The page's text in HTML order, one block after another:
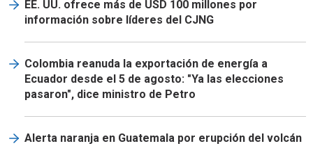
EE. UU. ofrece más de USD 100 millones por
información sobre líderes del CJNG
Colombia reanuda la exportación de energía a
Ecuador desde el 5 de agosto: "Ya las elecciones
pasaron", dice ministro de Petro
Alerta naranja en Guatemala por erupción del volcán